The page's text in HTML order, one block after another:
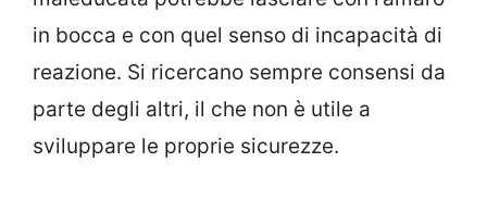
in bocca e con quel senso di incapacità di
reazione. Si ricercano sempre consensi da
parte degli altri, il che non è utile a
sviluppare le proprie sicurezze.